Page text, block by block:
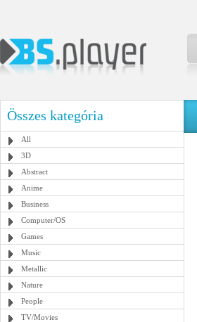
Összes kategória
All
3D
Abstract
Anime
Business
Computer/OS
Games
Music
Metallic
Nature
People
TV/Movies